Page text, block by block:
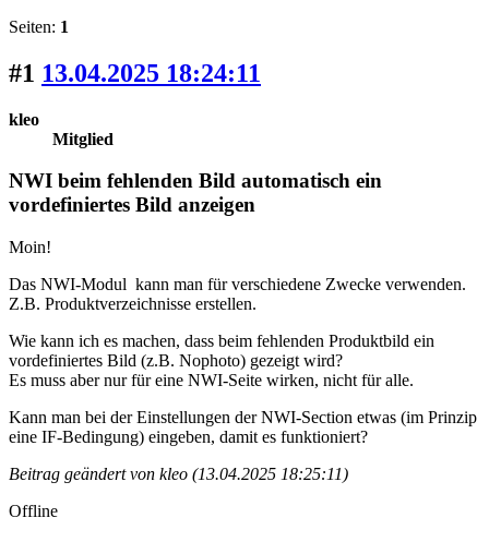
Seiten: 1
#1 13.04.2025 18:24:11
kleo
Mitglied
NWI beim fehlenden Bild automatisch ein
vordefiniertes Bild anzeigen
Moin!
Das NWI-Modul kann man für verschiedene Zwecke verwenden.
Z.B. Produktverzeichnisse erstellen.
Wie kann ich es machen, dass beim fehlenden Produktbild ein
vordefiniertes Bild (z.B. Nophoto) gezeigt wird?
Es muss aber nur für eine NWI-Seite wirken, nicht für alle.
Kann man bei der Einstellungen der NWI-Section etwas (im Prinzip
eine IF-Bedingung) eingeben, damit es funktioniert?
Beitrag geändert von kleo (13.04.2025 18:25:11)
Offline